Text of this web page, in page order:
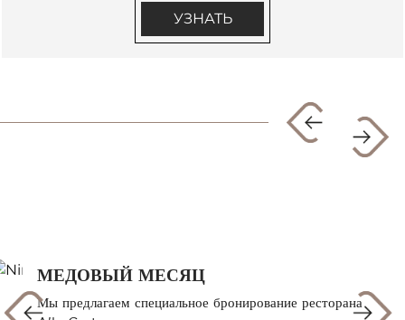
УЗНАТЬ
МЕДОВЫЙ МЕСЯЦ
Мы предлагаем специальное бронирование ресторана